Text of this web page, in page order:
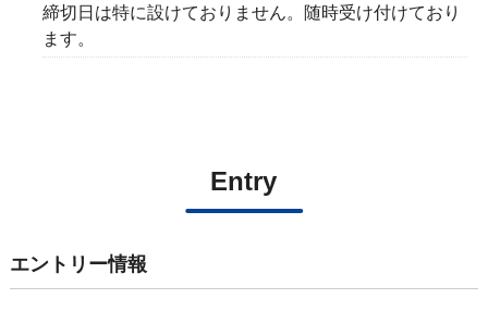
締切日は特に設けておりません。随時受け付けており
ます。
Entry
エントリー情報